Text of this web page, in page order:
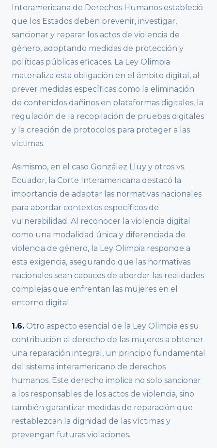
Interamericana de Derechos Humanos estableció
que los Estados deben prevenir, investigar,
sancionar y reparar los actos de violencia de
género, adoptando medidas de protección y
políticas públicas eficaces. La Ley Olimpia
materializa esta obligación en el ámbito digital, al
prever medidas específicas como la eliminación
de contenidos dañinos en plataformas digitales, la
regulación de la recopilación de pruebas digitales
y la creación de protocolos para proteger a las
víctimas.
Asimismo, en el caso González Lluy y otros vs.
Ecuador, la Corte Interamericana destacó la
importancia de adaptar las normativas nacionales
para abordar contextos específicos de
vulnerabilidad. Al reconocer la violencia digital
como una modalidad única y diferenciada de
violencia de género, la Ley Olimpia responde a
esta exigencia, asegurando que las normativas
nacionales sean capaces de abordar las realidades
complejas que enfrentan las mujeres en el
entorno digital.
1.6. Otro aspecto esencial de la Ley Olimpia es su
contribución al derecho de las mujeres a obtener
una reparación integral, un principio fundamental
del sistema interamericano de derechos
humanos. Este derecho implica no solo sancionar
a los responsables de los actos de violencia, sino
también garantizar medidas de reparación que
restablezcan la dignidad de las víctimas y
prevengan futuras violaciones.